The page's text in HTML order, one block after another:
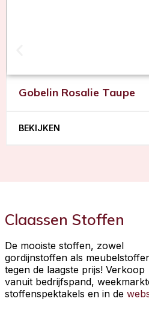
Gobelin Rosalie Taupe
BEKIJKEN
Claassen Stoffen
De mooiste stoffen, zowel
gordijnstoffen als
tegen de laagste prijs! Verkoop
vanuit bedrijfspand,
stoffenspektakels en in de